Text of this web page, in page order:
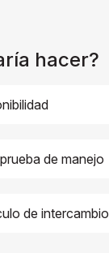
hacer?
de manejo
de intercambio